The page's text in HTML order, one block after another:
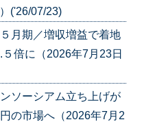
('26/07/23)
月期／増収増益で着地
倍に（2026年7月23日
ソーシアム立ち上げが
の市場へ（2026年7月2